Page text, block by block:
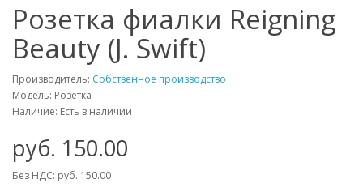
Розетка фиалки Reigning
Beauty (J. Swift)
Производитель: Собственное производство
Модель: Розетка
Наличие: Есть в наличии
руб. 150.00
Без НДС: руб. 150.00